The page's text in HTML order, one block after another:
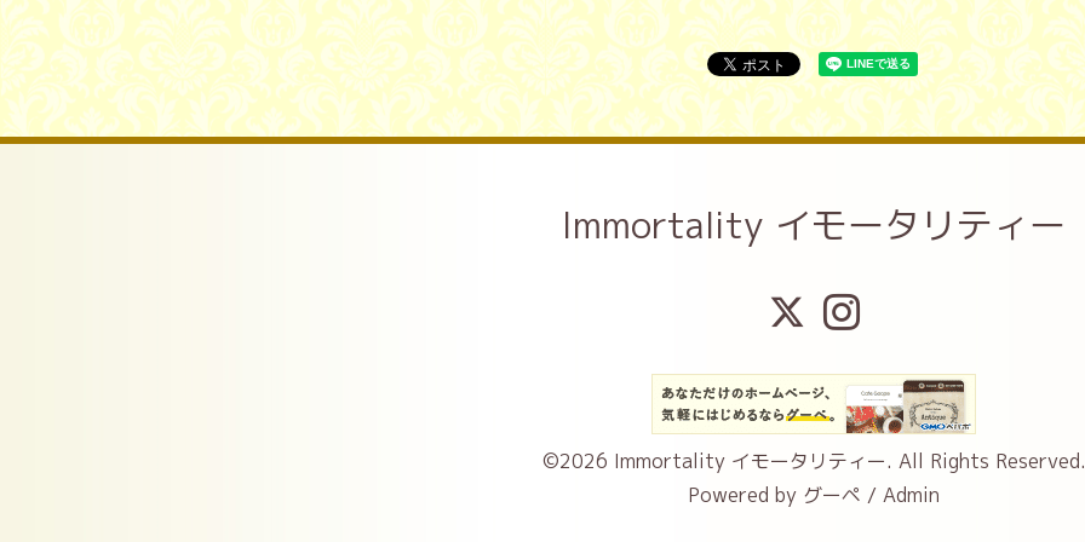
Immortality イモータリティー
©2026 Immortality イモータリティー. All Rights Reserved.
Powered by グーペ / Admin